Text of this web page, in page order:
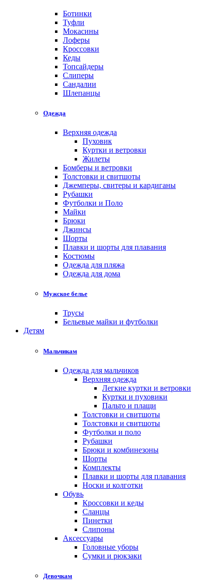
Ботинки
Туфли
Мокасины
Лоферы
Кроссовки
Кеды
Топсайдеры
Слиперы
Сандалии
Шлепанцы
Одежда
Верхняя одежда
Пуховик
Куртки и ветровки
Жилеты
Бомберы и ветровки
Толстовки и свитшоты
Джемперы, свитеры и кардиганы
Рубашки
Футболки и Поло
Майки
Брюки
Джинсы
Шорты
Плавки и шорты для плавания
Костюмы
Одежда для пляжа
Одежда для дома
Мужское белье
Трусы
Бельевые майки и футболки
Детям
Мальчикам
Одежда для мальчиков
Верхняя одежда
Легкие куртки и ветровки
Куртки и пуховики
Пальто и плащи
Толстовки и свитшоты
Толстовки и свитшоты
Футболки и поло
Рубашки
Брюки и комбинезоны
Шорты
Комплекты
Плавки и шорты для плавания
Носки и колготки
Обувь
Кроссовки и кеды
Сланцы
Пинетки
Слипоны
Аксессуары
Головные уборы
Сумки и рюкзаки
Девочкам